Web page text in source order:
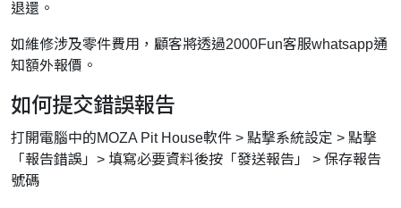
退還。
如維修涉及零件費用，顧客將透過2000Fun客服whatsapp通
知額外報價。
如何提交錯誤報告
打開電腦中的MOZA Pit House軟件 > 點撃系統設定 > 點撃
「報告錯誤」> 填寫必要資料後按「發送報告」 > 保存報告
號碼